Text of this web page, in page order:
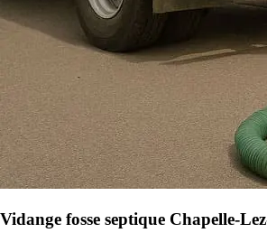
Vidange fosse septique Chapelle-